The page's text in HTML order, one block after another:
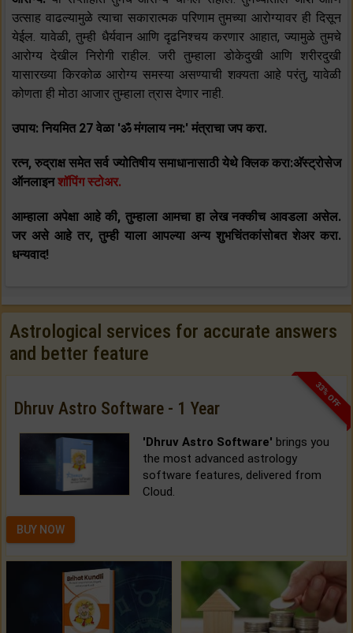
उत्साह वाढल्यामुळे त्याचा सकारात्मक परिणाम तुमच्या आरोग्यावर ही दिसून
येईल. यावेळी, तुम्ही धैर्यवान आणि दृढनिश्चय करणार आहात, ज्यामुळे तुमचे
आरोग्य देखील निरोगी राहील. जरी तुम्हाला डोकेदुखी आणि शरीरदुखी
यासारख्या किरकोळ आरोग्य समस्या असण्याची शक्यता आहे परंतु, यावेळी
कोणता ही मोठा आजार तुम्हाला त्रास देणार नाही.
उपाय: नियमित 27 वेळा 'ॐ मंगलाय नम:' मंत्राचा जप करा.
रत्न, रुद्राक्ष समेत सर्व ज्योतिषीय समाधानासाठी येथे क्लिक करा:अ‍ॅस्ट्रोसेज
ऑनलाइनशॉपिंग स्टोअर.
आम्हाला अपेक्षा आहे की, तुम्हाला आमचा हा लेख नक्कीच आवडला असेल.
जर असे आहे तर, तुम्ही याला आपल्या अन्य शुभचिंतकांसोबत शेअर करा.
धन्यवाद!
Astrological services for accurate answers
and better feature
33% OFF
Dhruv Astro Software - 1 Year
'Dhruv Astro Software' brings you
the most advanced astrology
software features, delivered from
Cloud.
BUY NOW